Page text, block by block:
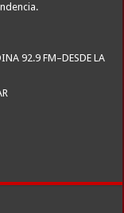
92.9 FM–DESDE LA